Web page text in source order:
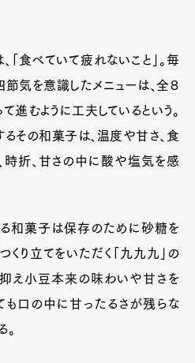
「食べていて疲れないこと」。毎
節気を意識したメニューは、全８
進むように工夫しているという。
その和菓子は、温度や甘さ、食
折、甘さの中に酸や塩気を感
和菓子は保存のために砂糖を
くり立てをいただく「九九九」の
抑え小豆本来の味わいや甘さを
も口の中に甘ったるさが残らな
。